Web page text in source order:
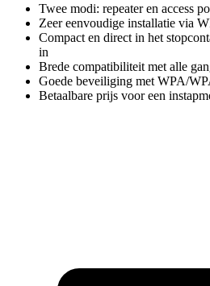
Twee modi: repeater en access
Zeer eenvoudige installatie via
Compact en direct in het
in
Brede compatibiliteit met alle
Goede beveiliging met WPA/
Betaalbare prijs voor een